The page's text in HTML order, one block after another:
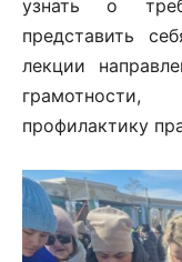
узнать о
представить
лекции
профилактику